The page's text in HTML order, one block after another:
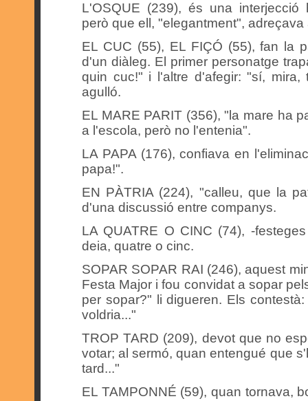
L'OSQUE (239), és una interjecció
però que ell, "elegantment",
EL CUC (55), EL FIÇÓ (55), fan la
d'un diàleg. El primer personatge
quin cuc!" i l'altre d'afegir: "sí,
agulló.
EL MARE PARIT (356), "la mare ha
a l'escola, però no l'entenia".
LA PAPA (176), confiava en
papa!".
EN PÀTRIA (224), "calleu, que la
d'una discussió entre companys.
LA QUATRE O CINC (74), -
deia, quatre o cinc.
SOPAR SOPAR RAI (246), aquest
Festa Major i fou convidat a sopar
per sopar?" li digueren. Els
voldria..."
TROP TARD (209), devot que no
votar; al sermó, quan entengué que
tard..."
EL TAMPONNÉ (59), quan tornava,